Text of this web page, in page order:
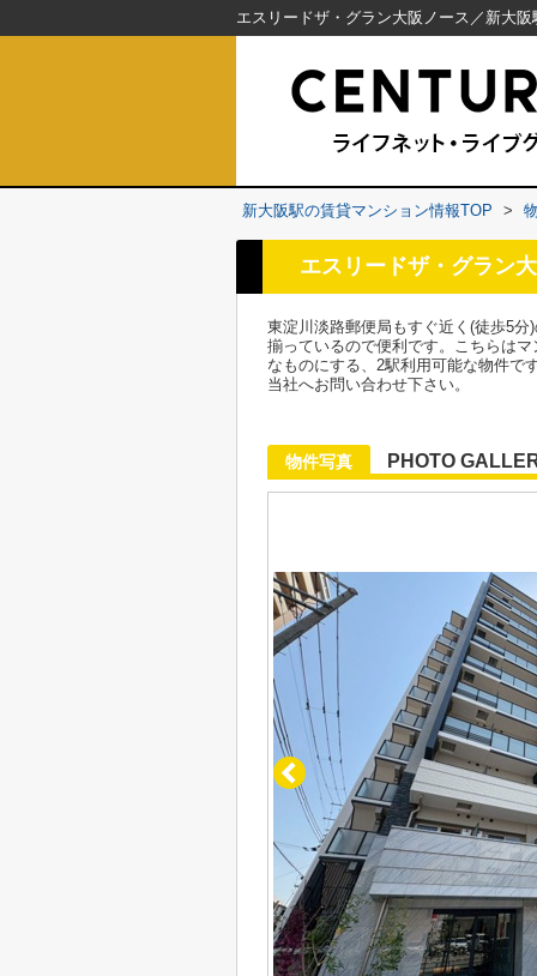
新大阪駅の賃貸マンション情報TOP >
エスリードザ・グラン
東淀川淡路郵便局もすぐ近く(徒歩5
揃っているので便利です。こちらは
なものにする、2駅利用可能な物件で
当社へお問い合わせ下さい。
物件写真 PHOTO